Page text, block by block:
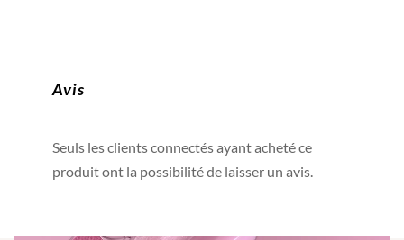
Avis
Seuls les clients connectés ayant acheté ce
produit ont la possibilité de laisser un avis.